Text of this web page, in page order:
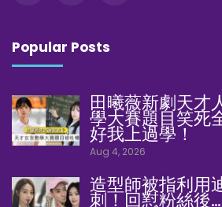
Popular Posts
田曦薇新劇天才
學大賽題目笑死
好我上過學！
Aug 4, 2026
造型師被指利用
刺！回懟粉絲後